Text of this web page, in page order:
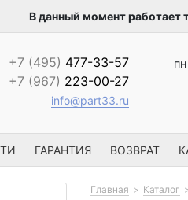
В данный момент работает
+7 (495) 477-33-57
+7 (967) 223-00-27
info@part33.ru
ГАРАНТИЯ ВОЗВРАТ
Главная Каталог